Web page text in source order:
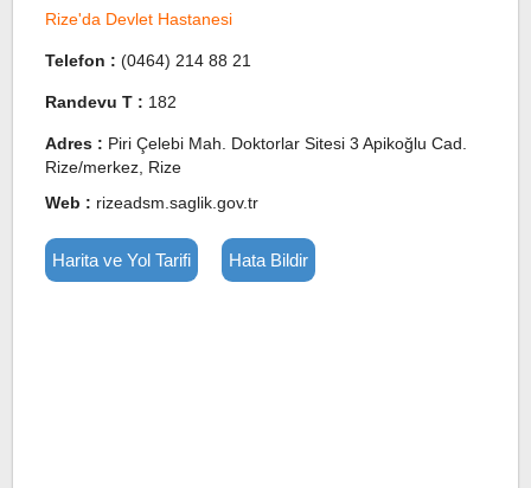
Rize'da Devlet Hastanesi
Telefon : (0464) 214 88 21
Randevu T : 182
Adres : Piri Çelebi Mah. Doktorlar Sitesi 3 Apikoğlu Cad.
Rize/merkez, Rize
Web : rizeadsm.saglik.gov.tr
Harita ve Yol Tarifi Hata Bildir